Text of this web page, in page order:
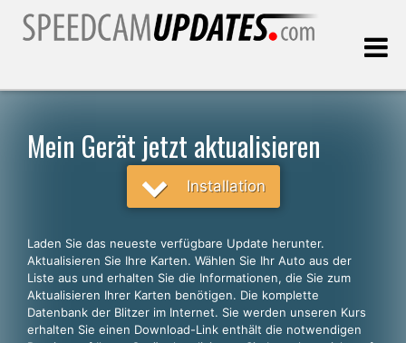
Deutsch
English
Español
Mein Gerät jetzt aktualisieren
Installation
Laden Sie das neueste verfügbare Update herunter.
Aktualisieren Sie Ihre Karten. Wählen Sie Ihr Auto aus der
Liste aus und erhalten Sie die Informationen, die Sie zum
Aktualisieren Ihrer Karten benötigen. Die komplette
Datenbank der Blitzer im Internet. Sie werden unseren Kurs
erhalten Sie einen Download-Link enthält die notwendigen